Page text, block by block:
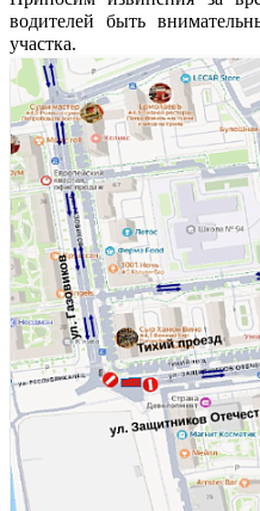
водителей быть
участка.